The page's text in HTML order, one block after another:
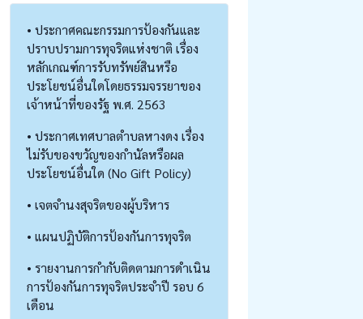
• ประกาศคณะกรรมการป้องกันและ
ปราบปรามการทุจริตแห่งชาติ เรื่อง
หลักเกณฑ์การรับทรัพย์สินหรือ
ประโยชน์อื่นใดโดยธรรมจรรยาของ
เจ้าหน้าที่ของรัฐ พ.ศ. 2563
• ประกาศเทศบาลตำบลหางดง เรื่อง
ไม่รับของขวัญของกำนัลหรือผล
ประโยชน์อื่นใด (No Gift Policy)
• เจตจำนงสุจริตของผู้บริหาร
• แผนปฏิบัติการป้องกันการทุจริต
• รายงานการกำกับติดตามการดำเนิน
การป้องกันการทุจริตประจำปี รอบ 6
เดือน